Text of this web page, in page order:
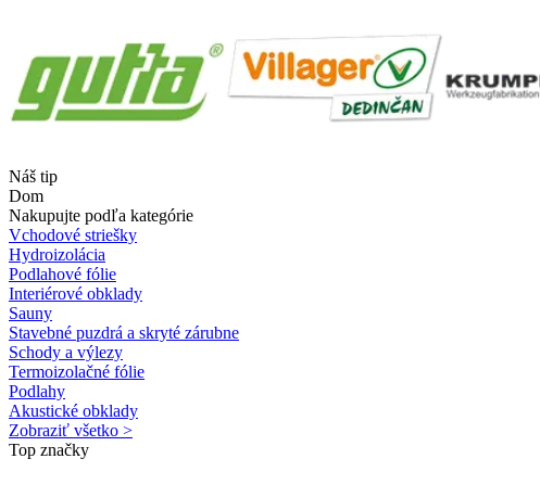
Náš tip
Dom
Nakupujte podľa kategórie
Vchodové striešky
Hydroizolácia
Podlahové fólie
Interiérové obklady
Sauny
Stavebné puzdrá a skryté zárubne
Schody a výlezy
Termoizolačné fólie
Podlahy
Akustické obklady
Zobraziť všetko >
Top značky